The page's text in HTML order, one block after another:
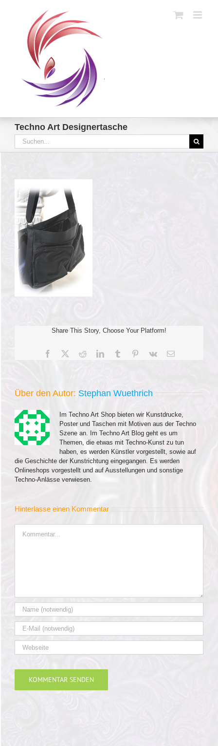
Techno Art Designertasche
Suche
nach:
Share This Story, Choose Your Platform!
Facebook RedditLinkedInTumblr Pinterest
Vk
E-
Über den Autor: Stephan Wuethrich
Im Techno Art Shop bieten wir Kunstdrucke,
Poster und Taschen mit Motiven aus der Techno
Szene an. Im Techno Art Blog geht es um
Themen, die etwas mit Techno-Kunst zu tun
haben, es werden Künstler vorgestellt, sowie auf
die Geschichte der Kunstrichtung eingegangen. Es werden
Onlineshops vorgestellt und auf Ausstellungen und sonstige
Techno-Anlässe verwiesen.
Hinterlasse einen Kommentar